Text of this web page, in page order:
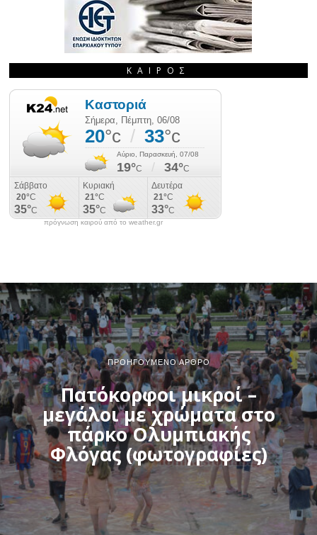
ΚΑΙΡΌΣ
πρόγνωση καιρού από το weather.gr
ΠΡΟΗΓΟΎΜΕΝΟ ΆΡΘΡΟ
Πατόκορφοι μικροί –
μεγάλοι με χρώματα στο
πάρκο Ολυμπιακής
Φλόγας (φωτογραφίες)